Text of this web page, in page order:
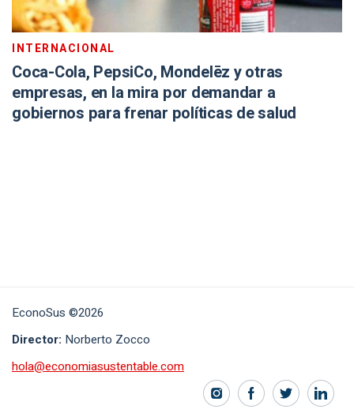
INTERNACIONAL
Coca-Cola, PepsiCo, Mondelēz y otras
empresas, en la mira por demandar a
gobiernos para frenar políticas de salud
EconoSus ©2026
Director: Norberto Zocco
hola@economiasustentable.com